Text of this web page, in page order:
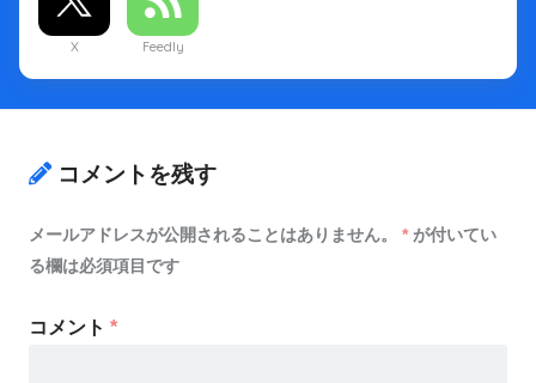
X Feedly
コメントを残す
メールアドレスが公開されることはありません。 * が付いてい
る欄は必須項目です
コメント *